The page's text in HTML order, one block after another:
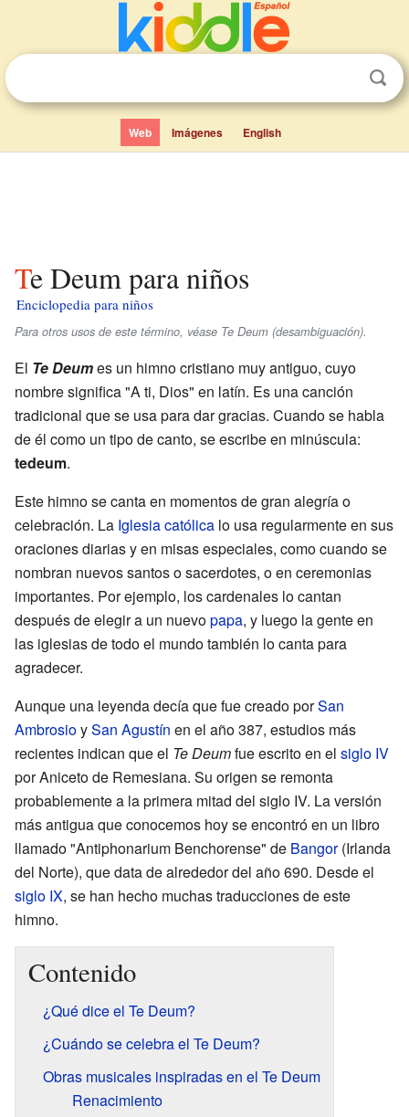
Web Imágenes English
Te Deum para niños
Enciclopedia para niños
Para otros usos de este término, véase Te Deum (desambiguación).
El Te Deumes un himno cristiano muy antiguo, cuyo
nombre significa "A ti, Dios" en latín. Es una canción
tradicional que se usa para dar gracias. Cuando se habla
de él como un tipo de canto, se escribe en minúscula:
tedeum.
Este himno se canta en momentos de gran alegría o
celebración. La Iglesia católica lo usa regularmente en sus
oraciones diarias y en misas especiales, como cuando se
nombran nuevos santos o sacerdotes, o en ceremonias
importantes. Por ejemplo, los cardenales lo cantan
después de elegir a un nuevopapa, y luego la gente en
las iglesias de todo el mundo también lo canta para
agradecer.
Aunque una leyenda decía que fue creado porSan
AmbrosioySan Agustín en el año 387, estudios más
recientes indican que el Te Deumfue escrito en el siglo IV
por Aniceto de Remesiana. Su origen se remonta
probablemente a la primera mitad del siglo IV. La versión
más antigua que conocemos hoy se encontró en un libro
llamado "Antiphonarium Benchorense" de Bangor(Irlanda
del Norte), que data de alrededor del año 690. Desde el
siglo IX, se han hecho muchas traducciones de este
himno.
Contenido
¿Qué dice el Te Deum?
¿Cuándo se celebra el Te Deum?
Obras musicales inspiradas en el Te Deum
Renacimiento